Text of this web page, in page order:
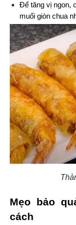
Để tăng vị ngon,
muối giòn chua
Mẹo bảo
cách